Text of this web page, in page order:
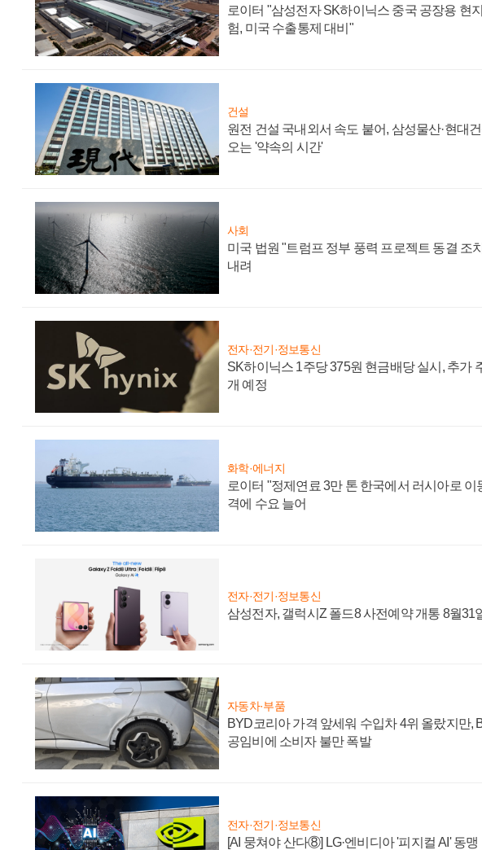
로이터 "삼성전자 SK하이닉스 중국 공장용 현
험, 미국 수출통제 대비"
건설
원전 건설 국내외서 속도 붙어, 삼성물산·현대
오는 '약속의 시간'
사회
미국 법원 "트럼프 정부 풍력 프로젝트 동결 조
내려
전자·전기·정보통신
SK하이닉스 1주당 375원 현금배당 실시, 추가
개 예정
화학·에너지
로이터 "정제연료 3만 톤 한국에서 러시아로 이
격에 수요 늘어
전자·전기·정보통신
삼성전자, 갤럭시Z 폴드8 사전예약 개통 8월31
자동차·부품
BYD코리아 가격 앞세워 수입차 4위 올랐지만,
공임비에 소비자 불만 폭발
전자·전기·정보통신
[AI 뭉쳐야 산다⑧] LG·엔비디아 '피지컬 AI' 동맹